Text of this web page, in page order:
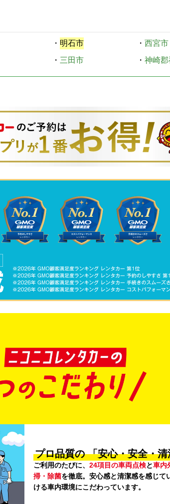
・ 明石市 ・ 西宮市
・ 三田市 ・ 神崎
プロ品質の 「安心・安全・清
ご利用のたびに、 24項目の車両点検と車内
掃・除菌を徹底。安心感と清潔感を感じて
ける車内環境にこだわっています。